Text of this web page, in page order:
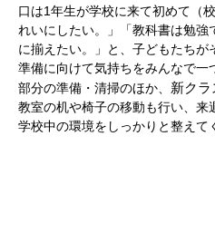
口は1年生が学校に来て初めて（
れいにしたい。」「教科書は勉
に揃えたい。」と、子どもたちが
準備に向けて気持ちをみんなで一
部分の準備・清掃のほか、 新クラ
教室の机や椅子の移動も行い、来
学校中の環境をしっかりと整えて